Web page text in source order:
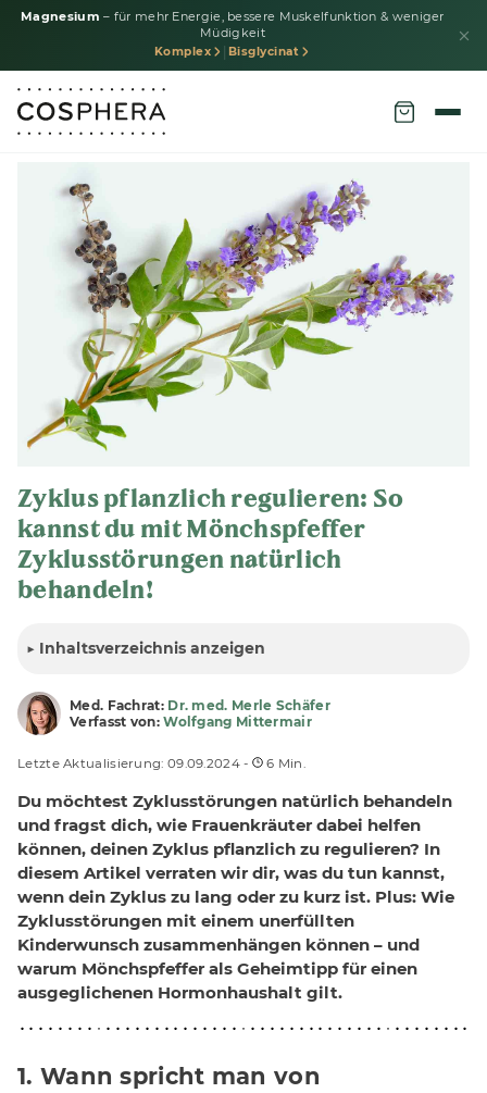
Magnesium – für mehr Energie, bessere Muskelfunktion & weniger
Müdigkeit
Komplex Bisglycinat
Zyklus pflanzlich regulieren: So
kannst du mit Mönchspfeffer
Zyklusstörungen natürlich
behandeln!
▶ Inhaltsverzeichnis anzeigen
Med. Fachrat: Dr. med. Merle Schäfer
Verfasst von:Wolfgang Mittermair
Letzte Aktualisierung: 09.09.2024 - 6 Min.
Du möchtest Zyklusstörungen natürlich behandeln
und fragst dich, wie Frauenkräuter dabei helfen
können, deinen Zyklus pflanzlich zu regulieren? In
diesem Artikel verraten wir dir, was du tun kannst,
wenn dein Zyklus zu lang oder zu kurz ist. Plus: Wie
Zyklusstörungen mit einem unerfüllten
Kinderwunsch zusammenhängen können – und
warum Mönchspfeffer als Geheimtipp für einen
ausgeglichenen Hormonhaushalt gilt.
1. Wann spricht man von